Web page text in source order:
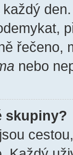
řečeno,
nebo
skupiny?